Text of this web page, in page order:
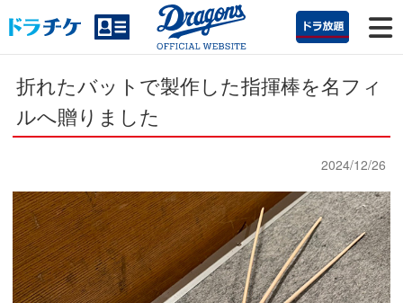
折れたバットで製作した指揮棒を名フィ
ルへ贈りました
2024/12/26